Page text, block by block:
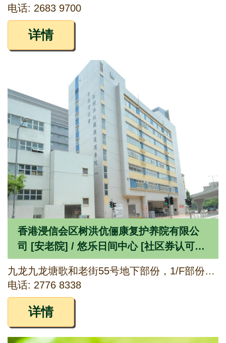
电话: 2683 9700
详情
香港浸信会区树洪伉俪康复护养院有限公
司 [安老院] / 悠乐日间中心 [社区券认可服
务单位]
九龙九龙塘歌和老街55号地下部份，1/F部份，3/F部份及4/F至8/F全层
电话: 2776 8338
详情